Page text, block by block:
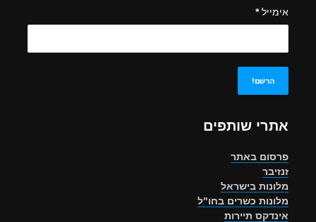
אימייל*
אתרי שותפים
פרסום באתר
זנזיבר
מלונות בישראל
מלונות כשרים בחו"ל
אינדקס תיירות